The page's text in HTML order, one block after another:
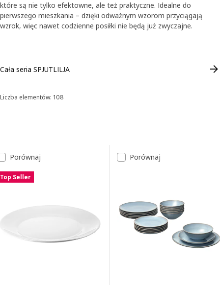
które są nie tylko efektowne, ale też praktyczne. Idealne do
pierwszego mieszkania – dzięki odważnym wzorom przyciągają
wzrok, więc nawet codzienne posiłki nie będą już zwyczajne.
Cała seria SPJUTLILJA
Sortowanie i filtrowanie
Liczba elementów: 108
Lista wyników
Porównaj
Top Seller
Porównaj